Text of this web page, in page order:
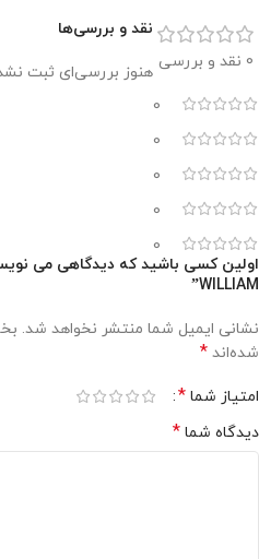
0 نقد و بررسی
0
0
0
0
0
نقد و بررسی‌ها
هنوز بررسی‌ای ثبت
WILLIAM”
نشانی ایمیل شما منتشر نخواهد شد.
شده‌اند *
امتیاز شما *
دیدگاه شما *